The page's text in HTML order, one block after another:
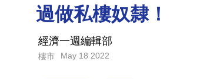
過做私樓奴隸！
經濟一週編輯部
樓市 May 18 2022